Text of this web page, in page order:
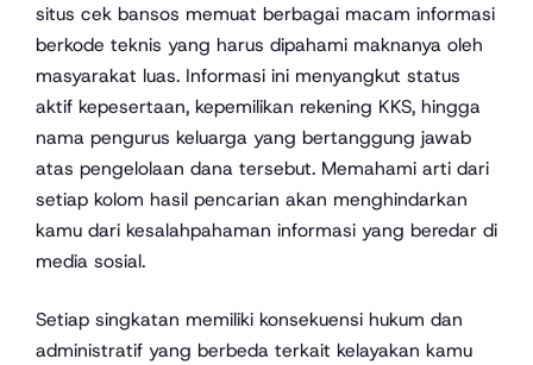
situs cek bansos memuat berbagai macam informasi
berkode teknis yang harus dipahami maknanya oleh
masyarakat luas. Informasi ini menyangkut status
aktif kepesertaan, kepemilikan rekening KKS, hingga
nama pengurus keluarga yang bertanggung jawab
atas pengelolaan dana tersebut. Memahami arti dari
setiap kolom hasil pencarian akan menghindarkan
kamu dari kesalahpahaman informasi yang beredar di
media sosial.
Setiap singkatan memiliki konsekuensi hukum dan
administratif yang berbeda terkait kelayakan kamu